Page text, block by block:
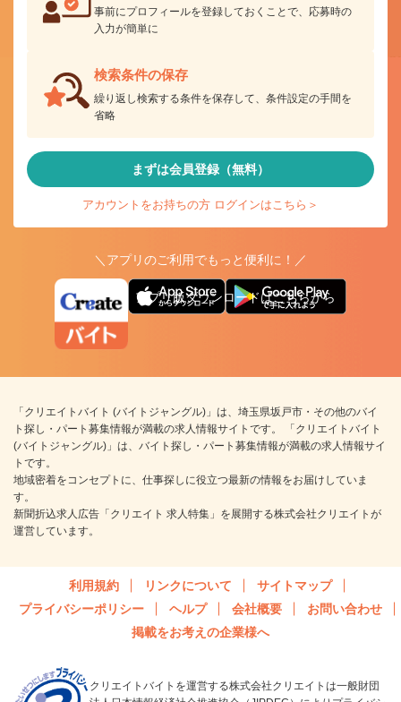
事前にプロフィールを登録しておくことで、応募時の
入力が簡単に
検索条件の保存
繰り返し検索する条件を保存して、条件設定の手間を
省略
まずは会員登録（無料）
アカウントをお持ちの方 ログインはこちら＞
＼アプリのご利用でもっと便利に！／
アプリ版ダウンロードはこちらから
「クリエイトバイト (バイトジャングル)」は、埼玉県坂戸市・その他のバイ
ト探し・パート募集情報が満載の求人情報サイトです。 「クリエイトバイト
(バイトジャングル)」は、バイト探し・パート募集情報が満載の求人情報サイ
トです。
地域密着をコンセプトに、仕事探しに役立つ最新の情報をお届けしていま
す。
新聞折込求人広告「クリエイト 求人特集」を展開する株式会社クリエイトが
運営しています。
利用規約 リンクについて
サイトマップ
プライバシーポリシー
ヘルプ 会社概要
お問い合わせ
掲載をお考えの企業様へ
クリエイトバイトを運営する株式会社クリエイトは一般財団